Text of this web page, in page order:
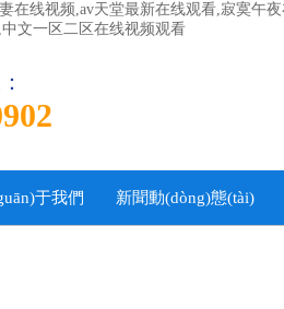
在线视频,av天堂最新在线观看,寂寞
文一区二区在线视频观看
于我們 新聞動(dòng)態(tài)